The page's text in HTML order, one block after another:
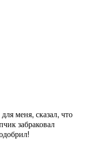
меня, сказал, что
забраковал